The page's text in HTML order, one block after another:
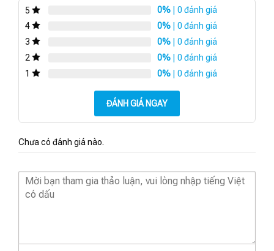
5 0% | 0 đánh giá
4
0% | 0 đánh giá
3
0% | 0 đánh giá
2
0% | 0 đánh giá
1
0% | 0 đánh giá
ĐÁNH GIÁ NGAY
Chưa có đánh giá nào.